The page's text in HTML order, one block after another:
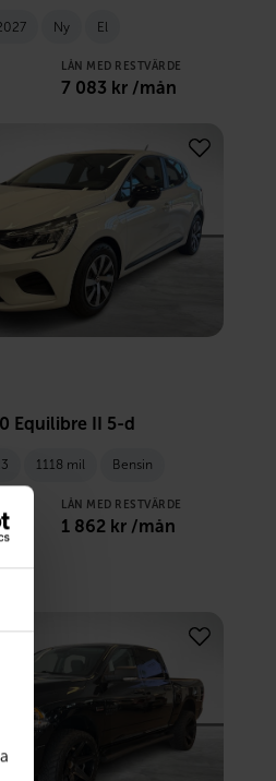
Ny El
LÅN MED RESTVÄRDE
7 083 kr /mån
Equilibre II 5-d
1118 mil Bensin
LÅN MED RESTVÄRDE
1 862 kr /mån